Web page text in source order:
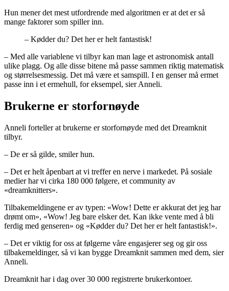
Hun mener det mest utfordrende med algoritmen er at det er så
mange faktorer som spiller inn.
– Kødder du? Det her er helt fantastisk!
– Med alle variablene vi tilbyr kan man lage et astronomisk antall
ulike plagg. Og alle disse bitene må passe sammen riktig matematisk
og størrelsesmessig. Det må være et samspill. I en genser må ermet
passe inn i et ermehull, for eksempel, sier Anneli.
Brukerne er storfornøyde
Anneli forteller at brukerne er storfornøyde med det Dreamknit
tilbyr.
– De er så gilde, smiler hun.
– Det er helt åpenbart at vi treffer en nerve i markedet. På sosiale
medier har vi cirka 180 000 følgere, et community av
«dreamknitters».
Tilbakemeldingene er av typen: «Wow! Dette er akkurat det jeg har
drømt om», «Wow! Jeg bare elsker det. Kan ikke vente med å bli
ferdig med genseren» og «Kødder du? Det her er helt fantastisk!».
– Det er viktig for oss at følgerne våre engasjerer seg og gir oss
tilbakemeldinger, så vi kan bygge Dreamknit sammen med dem, sier
Anneli.
Dreamknit har i dag over 30 000 registrerte brukerkontoer.